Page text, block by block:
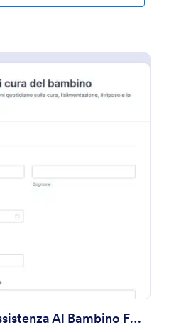
Registro Dell'Assistenza Al Bambino Form